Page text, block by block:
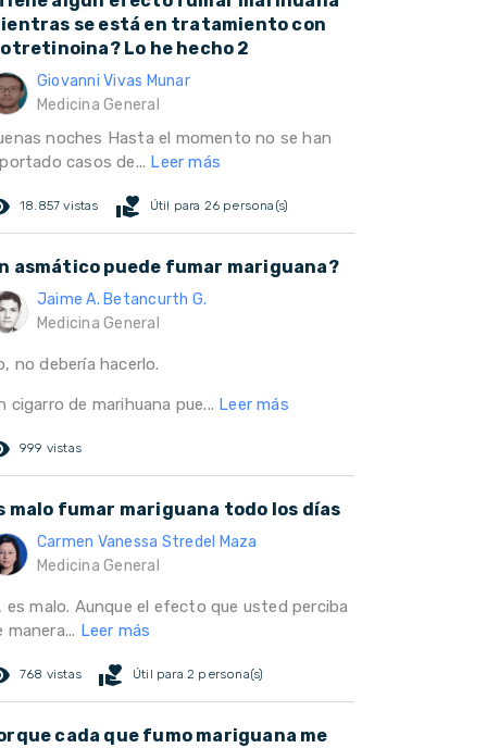
se está en tratamiento con
Lo he hecho 2
Giovanni Vivas Munar
Medicina General
noches Hasta el momento no se han
casos de... Leer más
18.857 vistas volunteer_activism Útil para 26 persona(s)
asmático puede fumar mariguana?
Jaime A. Betancurth G.
Medicina General
no debería hacerlo.
cigarro de marihuana pue... Leer más
999 vistas
malo fumar mariguana todo los días
Carmen Vanessa Stredel Maza
Medicina General
es malo. Aunque el efecto que usted perciba
manera... Leer más
768 vistas volunteer_activism Útil para 2 persona(s)
cada que fumo mariguana me